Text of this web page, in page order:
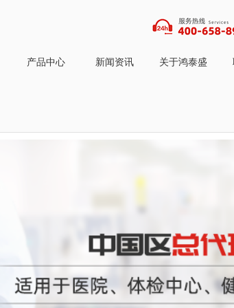
产品中心 新闻资讯 关于鸿泰盛